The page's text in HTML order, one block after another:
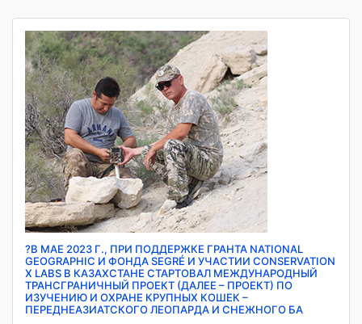
?В МАЕ 2023 Г., ПРИ ПОДДЕРЖКЕ ГРАНТА NATIONAL
GEOGRAPHIC И ФОНДА SEGRÉ И УЧАСТИИ CONSERVATION
X LABS В КАЗАХСТАНЕ СТАРТОВАЛ МЕЖДУНАРОДНЫЙ
ТРАНСГРАНИЧНЫЙ ПРОЕКТ (ДАЛЕЕ – ПРОЕКТ) ПО
ИЗУЧЕНИЮ И ОХРАНЕ КРУПНЫХ КОШЕК –
ПЕРЕДНЕАЗИАТСКОГО ЛЕОПАРДА И СНЕЖНОГО БА